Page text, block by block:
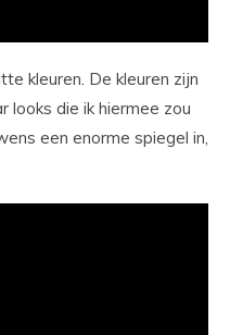
kleuren. De kleuren zijn
looks die ik hiermee zou
een enorme spiegel in,